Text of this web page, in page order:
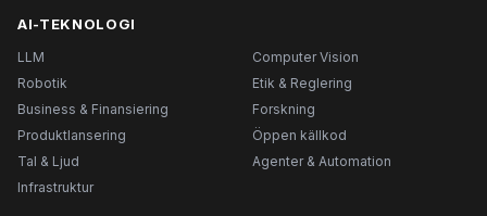
AI-TEKNOLOGI
LLM
Computer Vision
Robotik
Etik & Reglering
Business & Finansiering
Forskning
Produktlansering
Öppen källkod
Tal & Ljud
Agenter & Automation
Infrastruktur